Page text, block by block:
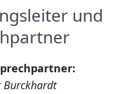
und
Burckhardt